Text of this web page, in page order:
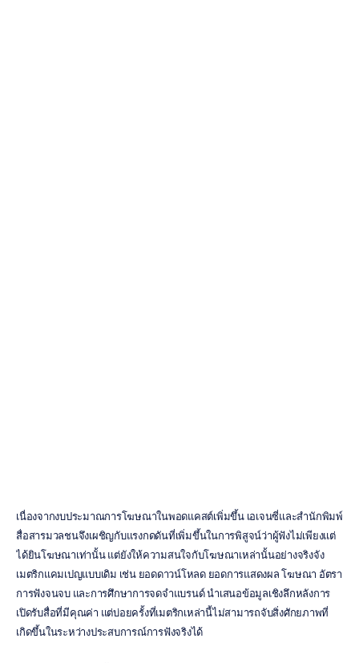
เนื่องจากงบประมาณการโฆษณาในพอดแคสต์เพิ่มขึ้น เอเจนซี่และสำนักพิมพ์
สื่อสารมวลชนจึงเผชิญกับแรงกดดันที่เพิ่มขึ้นในการพิสูจน์ว่าผู้ฟังไม่เพียงแต่
ได้ยินโฆษณาเท่านั้น แต่ยังให้ความสนใจกับโฆษณาเหล่านั้นอย่างจริงจัง
เมตริกแคมเปญแบบเดิม เช่น ยอดดาวน์โหลด ยอดการแสดงผล โฆษณา อัตรา
การฟังจนจบ และการศึกษาการจดจำแบรนด์ นำเสนอข้อมูลเชิงลึกหลังการ
เปิดรับสื่อที่มีคุณค่า แต่บ่อยครั้งที่เมตริกเหล่านี้ไม่สามารถจับสิ่งศักยภาพที่
เกิดขึ้นในระหว่างประสบการณ์การฟังจริงได้